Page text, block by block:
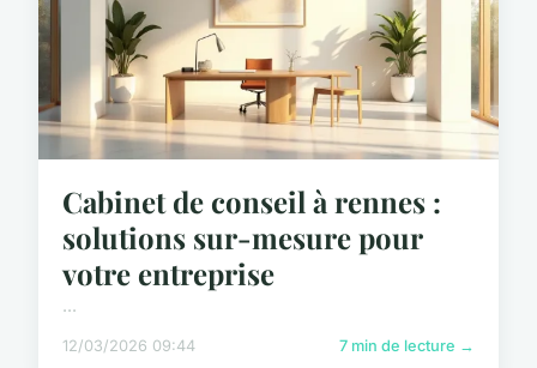
Cabinet de conseil à rennes :
solutions sur-mesure pour
votre entreprise
...
12/03/2026 09:44 7 min de lecture →